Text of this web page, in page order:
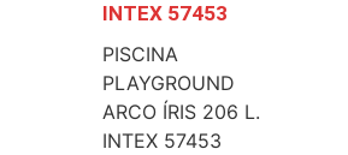
INTEX 57453
PISCINA
PLAYGROUND
ARCO ÍRIS 206 L.
INTEX 57453